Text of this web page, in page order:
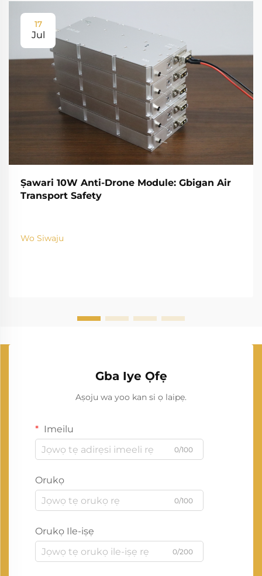
17
Jul
Ṣawari 10W Anti-Drone Module: Gbigan Air
Transport Safety
Wo Siwaju
Gba Iye Ọfẹ
Aṣoju wa yoo kan si ọ laipẹ.
Imeilu
0/100
Orukọ
0/100
Orukọ Ile-iṣẹ
0/200